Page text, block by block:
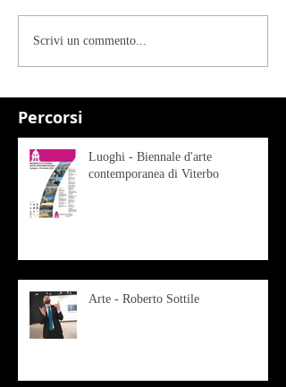
Percorsi
Scrivi un commento...
Luoghi - Biennale d'arte
contemporanea di Viterbo
Arte - Roberto Sottile